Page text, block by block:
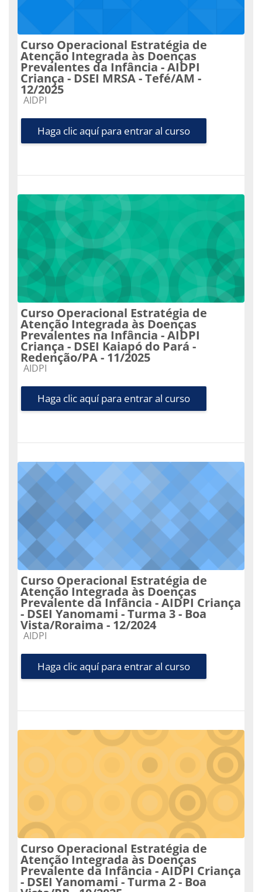
Curso Operacional Estratégia de
Atenção Integrada às Doenças
Prevalentes da Infância - AIDPI
Criança - DSEI MRSA - Tefé/AM -
12/2025
Categoría de cursos
AIDPI
Haga clic aquí para entrar al curso
Curso Operacional Estratégia de
Atenção Integrada às Doenças
Prevalentes na Infância - AIDPI
Criança - DSEI Kaiapó do Pará -
Redenção/PA - 11/2025
Categoría de cursos
AIDPI
Haga clic aquí para entrar al curso
Curso Operacional Estratégia de
Atenção Integrada às Doenças
Prevalente da Infância - AIDPI Criança
- DSEI Yanomami - Turma 3 - Boa
Vista/Roraima - 12/2024
Categoría de cursos
AIDPI
Haga clic aquí para entrar al curso
Curso Operacional Estratégia de
Atenção Integrada às Doenças
Prevalente da Infância - AIDPI Criança
- DSEI Yanomami - Turma 2 - Boa